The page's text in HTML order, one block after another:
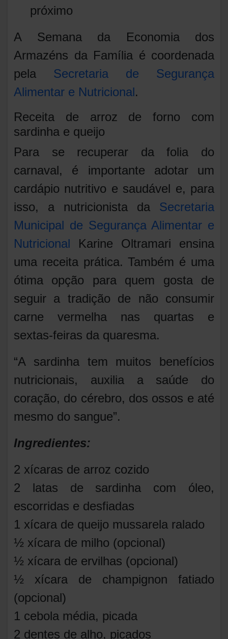
próximo
A Semana da Economia dos
Armazéns da Família é coordenada
pela Secretaria de Segurança
Alimentar e Nutricional.
Receita de arroz de forno com
sardinha e queijo
Para se recuperar da folia do
carnaval, é importante adotar um
cardápio nutritivo e saudável e, para
isso, a nutricionista da Secretaria
Municipal de Segurança Alimentar e
Nutricional Karine Oltramari ensina
uma receita prática. Também é uma
ótima opção para quem gosta de
seguir a tradição de não consumir
carne vermelha nas quartas e
sextas-feiras da quaresma.
“A sardinha tem muitos benefícios
nutricionais, auxilia a saúde do
coração, do cérebro, dos ossos e até
mesmo do sangue”.
Ingredientes:
2 xícaras de arroz cozido
2 latas de sardinha com óleo,
escorridas e desfiadas
1 xícara de queijo mussarela ralado
½ xícara de milho (opcional)
½ xícara de ervilhas (opcional)
½ xícara de champignon fatiado
(opcional)
1 cebola média, picada
2 dentes de alho, picados